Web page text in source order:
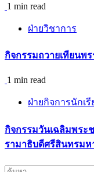
1 min read
ฝ่ายวิชาการ
กิจกรรมถวายเทียนพ
1 min read
ฝ่ายกิจการนักเรี
กิจกรรมวันเฉลิมพระ
รามาธิบดีศรีสินทรมห